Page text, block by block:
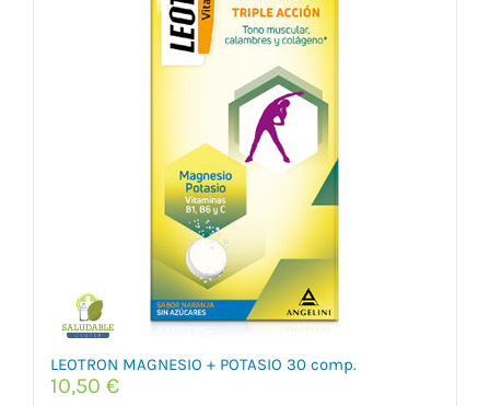
LEOTRON MAGNESIO + POTASIO 30 comp.
10,50 €